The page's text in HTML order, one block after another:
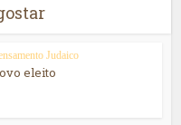
Judaico
eleito